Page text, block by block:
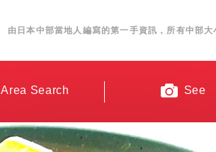
由日本中部當地人編寫的第一手資訊，所有中部大
Area Search See